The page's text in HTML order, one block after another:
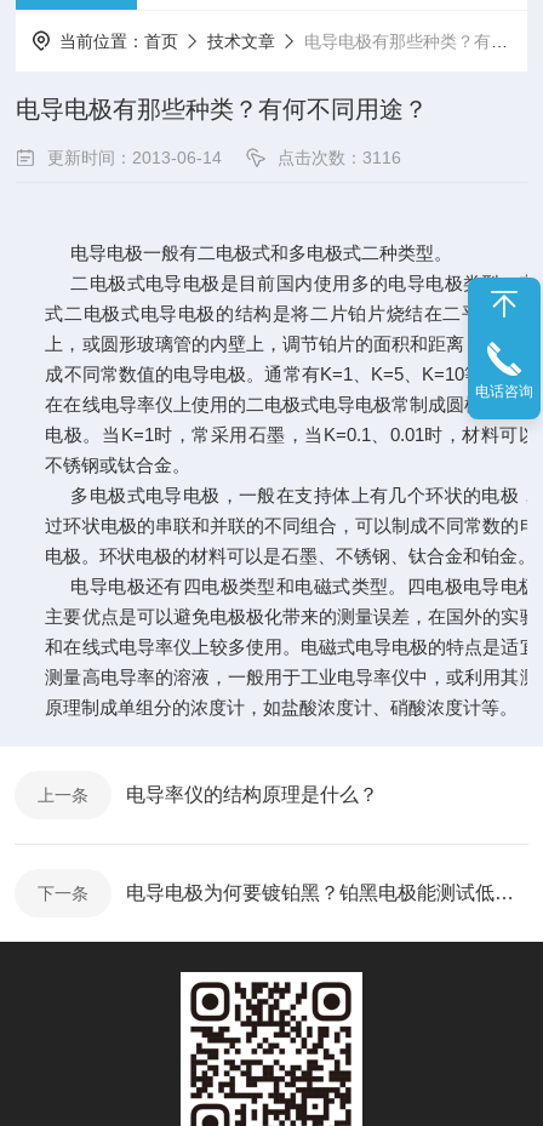
当前位置：首页 技术文章 电导电极有那些种类？有何不同用途？
电导电极有那些种类？有何不同用途？
更新时间：2013-06-14 点击次数：3116
电导电极一般有二电极式和多电极式二种类型。
二电极式电导电极是目前国内使用多的电导电极类型，实
式二电极式电导电极的结构是将二片铂片烧结在二平行玻璃
上，或圆形玻璃管的内壁上，调节铂片的面积和距离，就可以
成不同常数值的电导电极。通常有K=1、K=5、K=10等类型。
在在线电导率仪上使用的二电极式电导电极常制成圆柱形对称
电极。当K=1时，常采用石墨，当K=0.1、0.01时，材料可以
不锈钢或钛合金。
多电极式电导电极，一般在支持体上有几个环状的电极，
过环状电极的串联和并联的不同组合，可以制成不同常数的电
电极。环状电极的材料可以是石墨、不锈钢、钛合金和铂金。
电导电极还有四电极类型和电磁式类型。四电极电导电极
主要优点是可以避免电极极化带来的测量误差，在国外的实验
和在线式电导率仪上较多使用。电磁式电导电极的特点是适宜
测量高电导率的溶液，一般用于工业电导率仪中，或利用其测
原理制成单组分的浓度计，如盐酸浓度计、硝酸浓度计等。
上一条 电导率仪的结构原理是什么？
下一条 电导电极为何要镀铂黑？铂黑电极能测试低电导率的溶液吗？
电话咨询